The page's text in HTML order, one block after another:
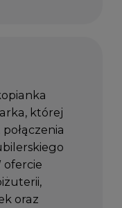
której
ofercie
oraz